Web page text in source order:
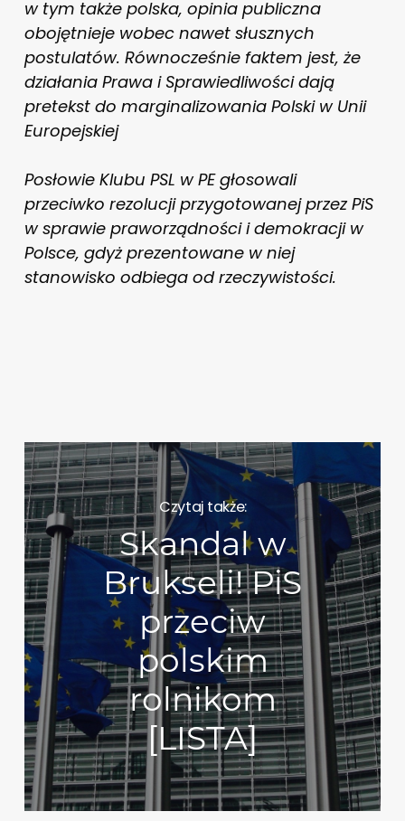
w tym także polska, opinia publiczna
obojętnieje wobec nawet słusznych
postulatów. Równocześnie faktem jest, że
działania Prawa i Sprawiedliwości dają
pretekst do marginalizowania Polski w Unii
Europejskiej
Posłowie Klubu PSL w PE głosowali
przeciwko rezolucji przygotowanej przez PiS
w sprawie praworządności i demokracji w
Polsce, gdyż prezentowane w niej
stanowisko odbiega od rzeczywistości.
Czytaj także:
Skandal w
Brukseli! PiS
przeciw
polskim
rolnikom
[LISTA]